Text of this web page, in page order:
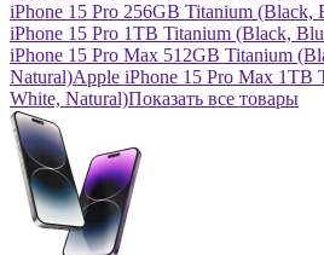
iPhone 15 Pro 256GB Titanium (Black,
iPhone 15 Pro 1TB Titanium (Black,
iPhone 15 Pro Max 512GB Titanium
Natural)Apple iPhone 15 Pro Max 1TB
White, Natural)Показать все товары